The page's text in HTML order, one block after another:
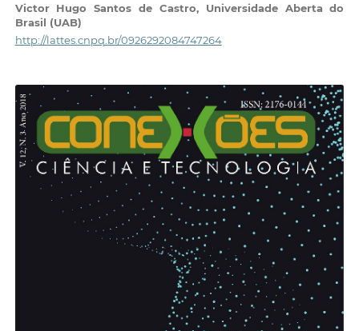
Victor Hugo Santos de Castro, Universidade Aberta do
Brasil (UAB)
http://lattes.cnpq.br/0926292084747264